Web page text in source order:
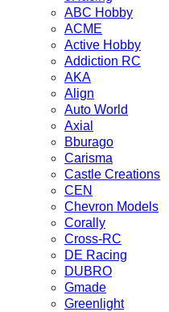
ABC Hobby
ACME
Active Hobby
Addiction RC
AKA
Align
Auto World
Axial
Bburago
Carisma
Castle Creations
CEN
Chevron Models
Corally
Cross-RC
DE Racing
DUBRO
Gmade
Greenlight